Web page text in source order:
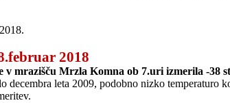
2018
v mrazišču Mrzla Komna ob 7.uri izmerila -38
decembra leta 2009, podobno nizko temperaturo